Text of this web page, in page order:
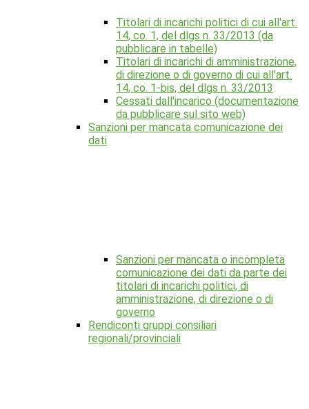
Titolari di incarichi politici di cui all'art.
14, co. 1, del dlgs n. 33/2013 (da
pubblicare in tabelle)
Titolari di incarichi di amministrazione,
di direzione o di governo di cui all'art.
14, co. 1-bis, del dlgs n. 33/2013
Cessati dall'incarico (documentazione
da pubblicare sul sito web)
Sanzioni per mancata comunicazione dei
dati
Sanzioni per mancata o incompleta
comunicazione dei dati da parte dei
titolari di incarichi politici, di
amministrazione, di direzione o di
governo
Rendiconti gruppi consiliari
regionali/provinciali